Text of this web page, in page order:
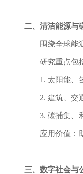
二、清洁能源与
围绕全球能
研究重点包
1. 太阳能、
2. 建筑、交
3. 碳捕集、
应用价值：
三、数字社会与